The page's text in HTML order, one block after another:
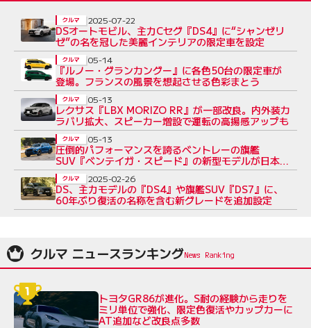
DSオートモビル、主力Cセグ『DS4』に“シャンゼリ
ゼ”の名を冠した美麗インテリアの限定車を設定
クルマ 2025-07-22
『ルノー・グランカングー』に各色50台の限定車が
登場。フランスの風景を想起させる色彩まとう
クルマ 05-14
レクサス『LBX MORIZO RR』が一部改良。内外装カ
ラバリ拡大、スピーカー増設で運転の高揚感アップも
クルマ 05-13
圧倒的パフォーマンスを誇るベントレーの旗艦
SUV『ベンテイガ・スピード』の新型モデルが日本上
陸
クルマ 05-13
DS、主力モデルの『DS4』や旗艦SUV『DS7』に、
60年ぶり復活の名称を含む新グレードを追加設定
クルマ 2025-02-26
クルマ ニュースランキング
トヨタGR86が進化。S耐の経験から走りを
ミリ単位で強化、限定色復活やカップカーに
AT追加など改良点多数